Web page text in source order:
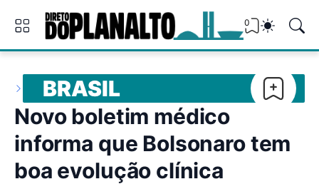
0
BRASIL
Novo boletim médico
informa que Bolsonaro tem
boa evolução clínica